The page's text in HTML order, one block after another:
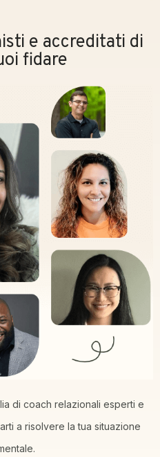
e accreditati di
fidare
di coach relazionali esperti e
a risolvere la tua situazione